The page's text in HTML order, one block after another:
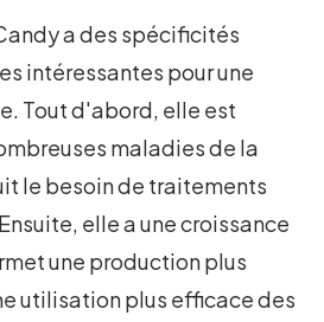
a des spécificités
intéressantes pour une
Tout d'abord, elle est
maladies de la
le besoin de traitements
elle a une croissance
une production plus
utilisation plus efficace des